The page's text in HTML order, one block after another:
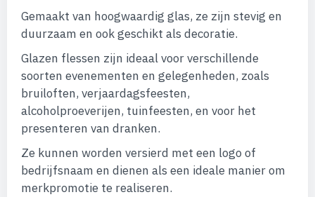
Gemaakt van hoogwaardig glas, ze zijn stevig en
duurzaam en ook geschikt als decoratie.
Glazen flessen zijn ideaal voor verschillende
soorten evenementen en gelegenheden, zoals
bruiloften, verjaardagsfeesten,
alcoholproeverijen, tuinfeesten, en voor het
presenteren van dranken.
Ze kunnen worden versierd met een logo of
bedrijfsnaam en dienen als een ideale manier om
merkpromotie te realiseren.